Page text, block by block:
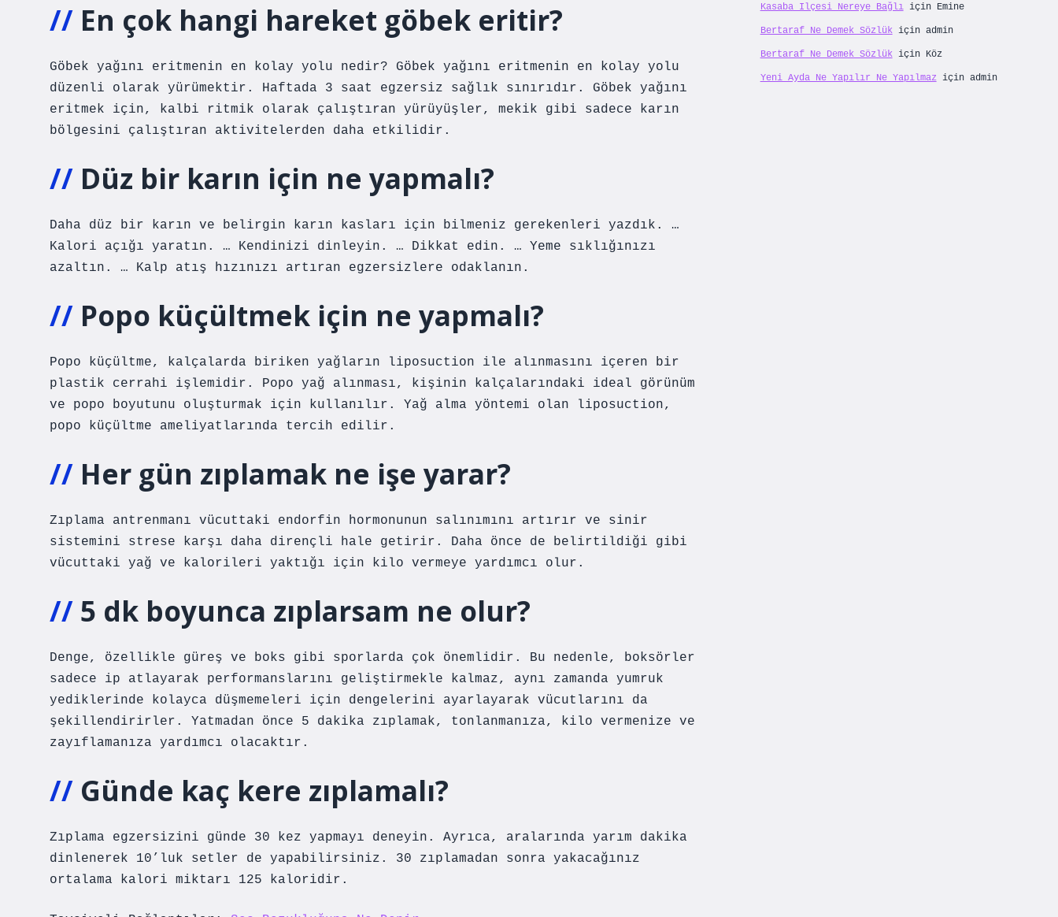
En çok hangi hareket göbek eritir?
Göbek yağını eritmenin en kolay yolu nedir? Göbek yağını eritmenin en kolay yolu
düzenli olarak yürümektir. Haftada 3 saat egzersiz sağlık sınırıdır. Göbek yağını
eritmek için, kalbi ritmik olarak çalıştıran yürüyüşler, mekik gibi sadece karın
bölgesini çalıştıran aktivitelerden daha etkilidir.
Düz bir karın için ne yapmalı?
Daha düz bir karın ve belirgin karın kasları için bilmeniz gerekenleri yazdık. …
Kalori açığı yaratın. … Kendinizi dinleyin. … Dikkat edin. … Yeme sıklığınızı
azaltın. … Kalp atış hızınızı artıran egzersizlere odaklanın.
Popo küçültmek için ne yapmalı?
Popo küçültme, kalçalarda biriken yağların liposuction ile alınmasını içeren bir
plastik cerrahi işlemidir. Popo yağ alınması, kişinin kalçalarındaki ideal görünüm
ve popo boyutunu oluşturmak için kullanılır. Yağ alma yöntemi olan liposuction,
popo küçültme ameliyatlarında tercih edilir.
Her gün zıplamak ne işe yarar?
Zıplama antrenmanı vücuttaki endorfin hormonunun salınımını artırır ve sinir
sistemini strese karşı daha dirençli hale getirir. Daha önce de belirtildiği gibi
vücuttaki yağ ve kalorileri yaktığı için kilo vermeye yardımcı olur.
5 dk boyunca zıplarsam ne olur?
Denge, özellikle güreş ve boks gibi sporlarda çok önemlidir. Bu nedenle, boksörler
sadece ip atlayarak performanslarını geliştirmekle kalmaz, aynı zamanda yumruk
yediklerinde kolayca düşmemeleri için dengelerini ayarlayarak vücutlarını da
şekillendirirler. Yatmadan önce 5 dakika zıplamak, tonlanmanıza, kilo vermenize ve
zayıflamanıza yardımcı olacaktır.
Günde kaç kere zıplamalı?
Zıplama egzersizini günde 30 kez yapmayı deneyin. Ayrıca, aralarında yarım dakika
dinlenerek 10’luk setler de yapabilirsiniz. 30 zıplamadan sonra yakacağınız
ortalama kalori miktarı 125 kaloridir.
Kasaba Ilçesi Nereye Bağlıiçin Emine
Bertaraf Ne Demek Sözlükiçin admin
Bertaraf Ne Demek Sözlükiçin Köz
Yeni Ayda Ne Yapılır Ne Yapılmaziçin admin